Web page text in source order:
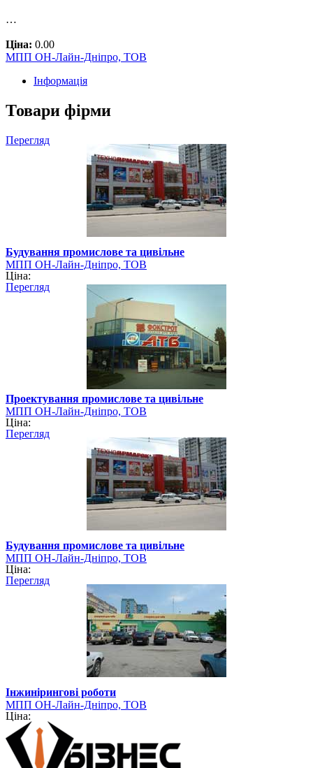
…
Ціна: 0.00
МПП ОН-Лайн-Дніпро, ТОВ
Інформація
Товари фірми
Перегляд
Будування промислове та цивільне
МПП ОН-Лайн-Дніпро, ТОВ
Ціна:
Перегляд
Проектування промислове та цивільне
МПП ОН-Лайн-Дніпро, ТОВ
Ціна:
Перегляд
Будування промислове та цивільне
МПП ОН-Лайн-Дніпро, ТОВ
Ціна:
Перегляд
Інжинірингові роботи
МПП ОН-Лайн-Дніпро, ТОВ
Ціна: